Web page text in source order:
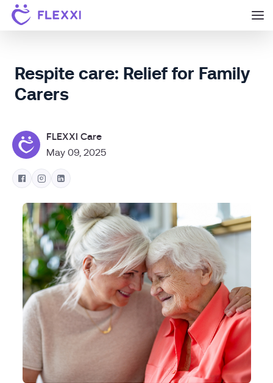
Respite care: Relief for Family
Carers
FLEXXI Care
May 09, 2025